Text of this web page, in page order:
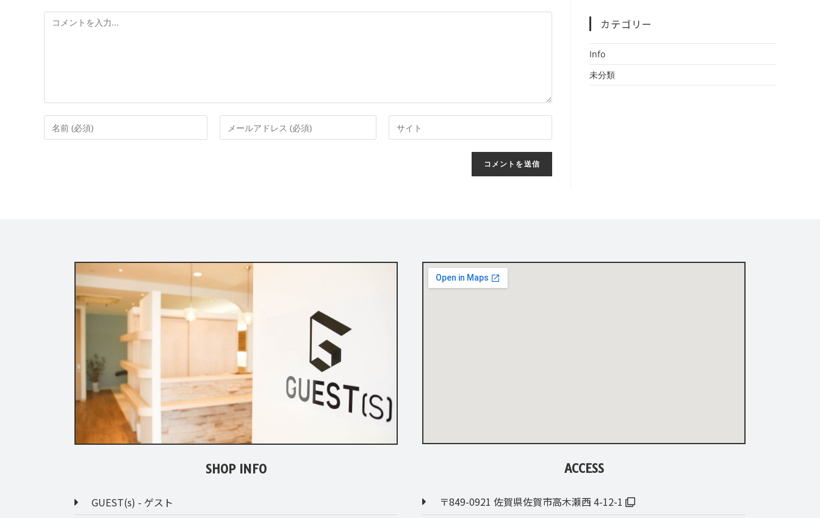
カテゴリー
Info
未分類
SHOP INFO
GUEST(s) - ゲスト
ACCESS
〒849-0921 佐賀県佐賀市高木瀬西 4-12-1